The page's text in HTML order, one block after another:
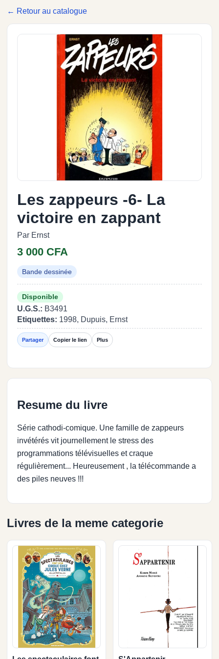
← Retour au catalogue
Les zappeurs -6- La
victoire en zappant
Par Ernst
3 000 CFA
Bande dessinée
Disponible
U.G.S.: B3491
Etiquettes: 1998, Dupuis, Ernst
Partager Copier le lien Plus
Resume du livre
Série cathodi-comique. Une famille de zappeurs
invétérés vit journellement le stress des
programmations télévisuelles et craque
régulièrement... Heureusement , la télécommande a
des piles neuves !!!
Livres de la meme categorie